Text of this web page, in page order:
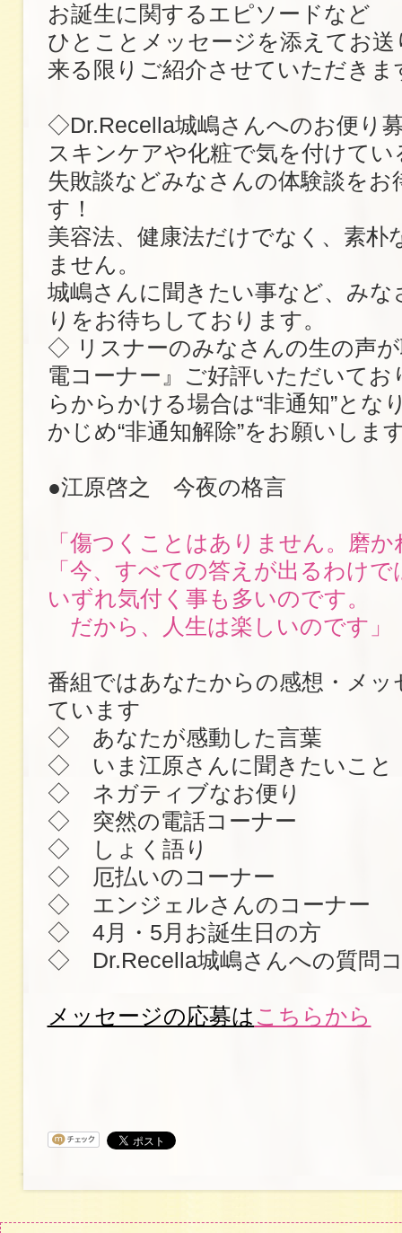
お誕生に関するエピソードなど
ひとことメッセージを添えてお
来る限りご紹介させていただきま
◇Dr.Recella城嶋さんへのお便り
スキンケアや化粧で気を付けてい
失敗談などみなさんの体験談をお
す！
美容法、健康法だけでなく、素朴
ません。
城嶋さんに聞きたい事など、みな
りをお待ちしております。
◇ リスナーのみなさんの生の声
電コーナー』ご好評いただいてお
らからかける場合は“非通知”とな
かじめ“非通知解除”をお願いしま
●江原啓之 今夜の格言
「傷つくことはありません。磨
「今、すべての答えが出るわけ
いずれ気付く事も多いのです。
だから、人生は楽しいのです」
番組ではあなたからの感想・メッ
ています
◇ あなたが感動した言葉
◇ いま江原さんに聞きたいこと
◇ ネガティブなお便り
◇ 突然の電話コーナー
◇ しょく語り
◇ 厄払いのコーナー
◇ エンジェルさんのコーナー
◇ 4月・5月お誕生日の方
◇ Dr.Recella城嶋さんへの質問
メッセージの応募は こちらから